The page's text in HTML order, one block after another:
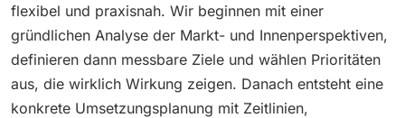
flexibel und praxisnah. Wir beginnen mit einer
gründlichen Analyse der Markt- und Innenperspektiven,
definieren dann messbare Ziele und wählen Prioritäten
aus, die wirklich Wirkung zeigen. Danach entsteht eine
konkrete Umsetzungsplanung mit Zeitlinien,